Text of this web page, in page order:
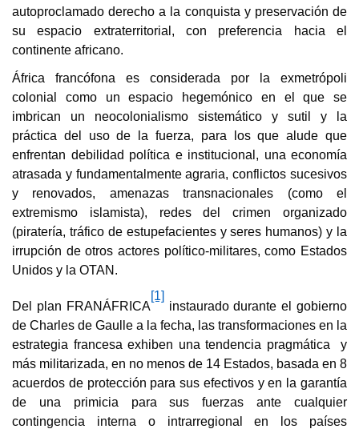
autoproclamado derecho a la conquista y preservación de
su espacio extraterritorial, con preferencia hacia el
continente africano.
África francófona es considerada por la exmetrópoli
colonial como un espacio hegemónico en el que se
imbrican un neocolonialismo sistemático y sutil y la
práctica del uso de la fuerza, para los que alude que
enfrentan debilidad política e institucional, una economía
atrasada y fundamentalmente agraria, conflictos sucesivos
y renovados, amenazas transnacionales (como el
extremismo islamista), redes del crimen organizado
(piratería, tráfico de estupefacientes y seres humanos) y la
irrupción de otros actores político-militares, como Estados
Unidos y la OTAN.
Del plan FRANÁFRICA
[1]
instaurado durante el gobierno
de Charles de Gaulle a la fecha, las transformaciones en la
estrategia francesa exhiben una tendencia pragmática y
más militarizada, en no menos de 14 Estados, basada en 8
acuerdos de protección para sus efectivos y en la garantía
de una primicia para sus fuerzas ante cualquier
contingencia interna o intrarregional en los países